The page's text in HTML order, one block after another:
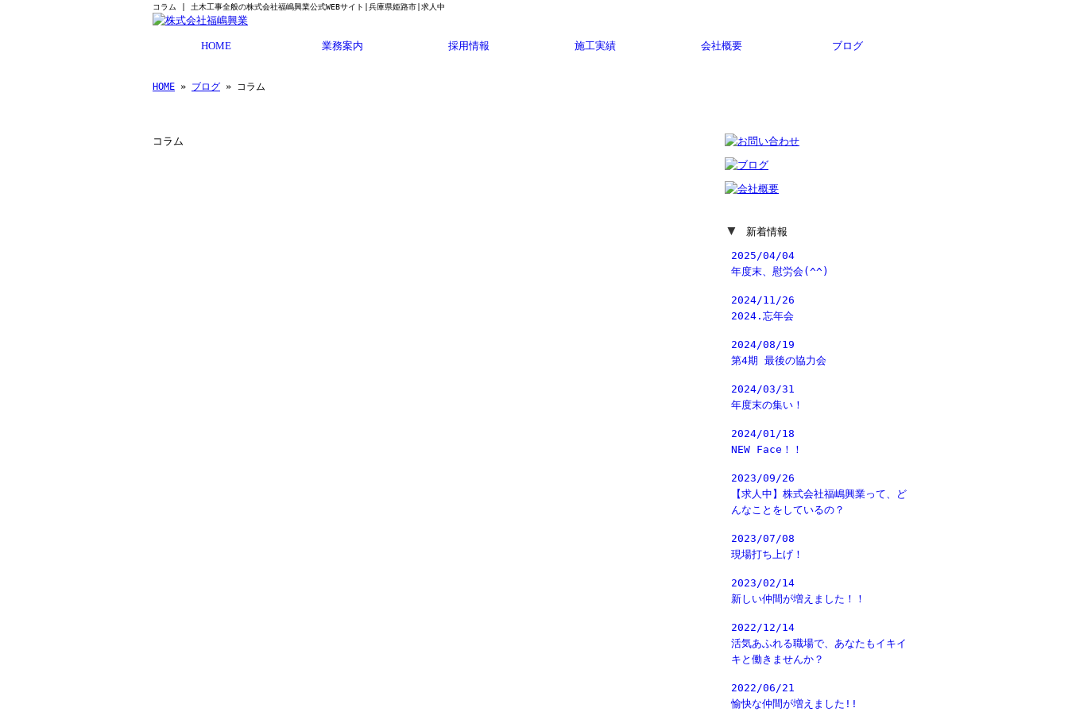
コラム | 土木工事全般の株式会社福嶋興業公式WEBサイト|兵庫県姫路市|求人中
HOME 業務案内 採用情報 施工実績 会社概要 ブログ
HOME » ブログ » コラム
コラム
▼ 新着情報
2025/04/04
年度末、慰労会(^^)
2024/11/26
2024.忘年会
2024/08/19
第4期 最後の協力会
2024/03/31
年度末の集い！
2024/01/18
NEW Face！！
2023/09/26
【求人中】株式会社福嶋興業って、ど
んなことをしているの？
2023/07/08
現場打ち上げ！
2023/02/14
新しい仲間が増えました！！
2022/12/14
活気あふれる職場で、あなたもイキイ
キと働きませんか？
2022/06/21
愉快な仲間が増えました!!